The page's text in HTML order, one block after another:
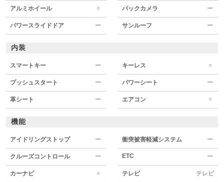
アルミホイール ○ バックカメラ ー
パワースライドドア ー サンルーフ ー
内装
スマートキー ー キーレス ○
プッシュスタート ー パワーシート ー
革シート ー エアコン ○
機能
アイドリングストップ ー 衝突被害軽減システム ー
クルーズコントロール ー ETC ー
カーナビ ○ テレビ テレビ